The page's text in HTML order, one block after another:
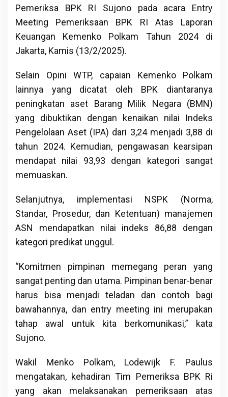
Pemeriksa BPK RI Sujono pada acara Entry
Meeting Pemeriksaan BPK RI Atas Laporan
Keuangan Kemenko Polkam Tahun 2024 di
Jakarta, Kamis (13/2/2025).
Selain Opini WTP, capaian Kemenko Polkam
lainnya yang dicatat oleh BPK diantaranya
peningkatan aset Barang Milik Negara (BMN)
yang dibuktikan dengan kenaikan nilai Indeks
Pengelolaan Aset (IPA) dari 3,24 menjadi 3,88 di
tahun 2024. Kemudian, pengawasan kearsipan
mendapat nilai 93,93 dengan kategori sangat
memuaskan.
Selanjutnya, implementasi NSPK (Norma,
Standar, Prosedur, dan Ketentuan) manajemen
ASN mendapatkan nilai indeks 86,88 dengan
kategori predikat unggul.
“Komitmen pimpinan memegang peran yang
sangat penting dan utama. Pimpinan benar-benar
harus bisa menjadi teladan dan contoh bagi
bawahannya, dan entry meeting ini merupakan
tahap awal untuk kita berkomunikasi,” kata
Sujono.
Wakil Menko Polkam, Lodewijk F. Paulus
mengatakan, kehadiran Tim Pemeriksa BPK Ri
yang akan melaksanakan pemeriksaan atas